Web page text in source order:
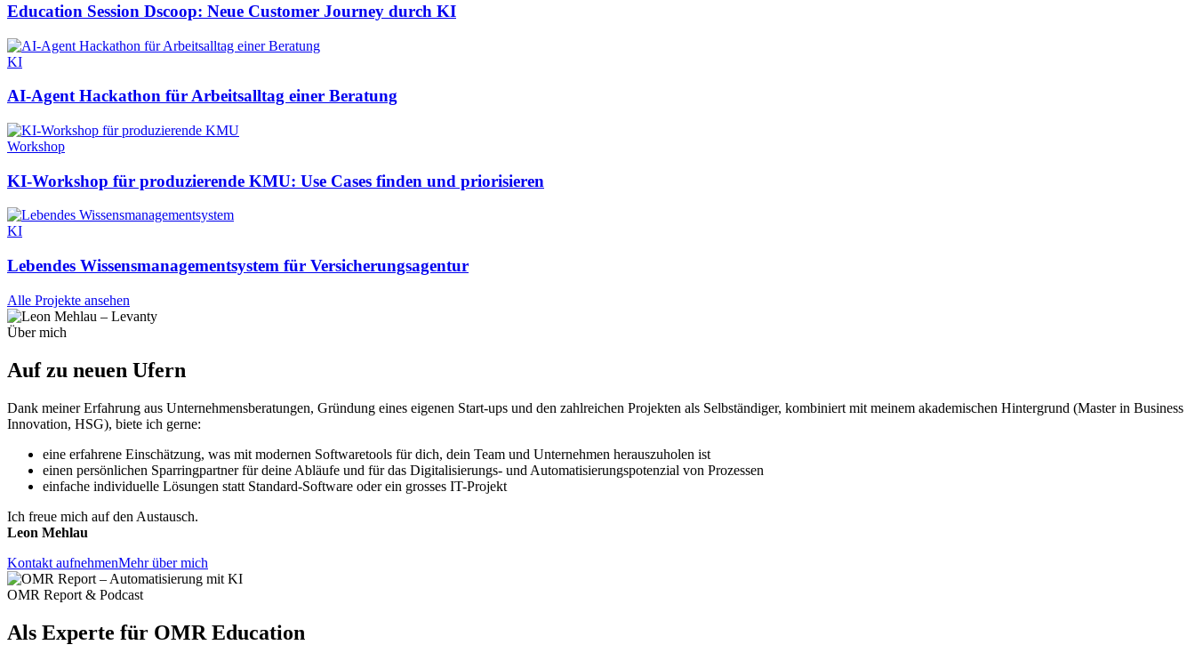
Education Session Dscoop: Neue Customer Journey durch KI
KI
AI-Agent Hackathon für Arbeitsalltag einer Beratung
Workshop
KI-Workshop für produzierende KMU: Use Cases finden und priorisieren
KI
Lebendes Wissensmanagementsystem für Versicherungsagentur
Alle Projekte ansehen
Über mich
Auf zu neuen Ufern
Dank meiner Erfahrung aus Unternehmensberatungen, Gründung eines eigenen Start-ups und den zahlreichen Projekten als Selbständiger, kombiniert mit meinem akademischen Hintergrund (Master in Business
Innovation, HSG), biete ich gerne:
eine erfahrene Einschätzung, was mit modernen Softwaretools für dich, dein Team und Unternehmen herauszuholen ist
einen persönlichen Sparringpartner für deine Abläufe und für das Digitalisierungs- und Automatisierungspotenzial von Prozessen
einfache individuelle Lösungen statt Standard-Software oder ein grosses IT-Projekt
Ich freue mich auf den Austausch.
Leon Mehlau
Kontakt aufnehmenMehr über mich
OMR Report & Podcast
Als Experte für OMR Education